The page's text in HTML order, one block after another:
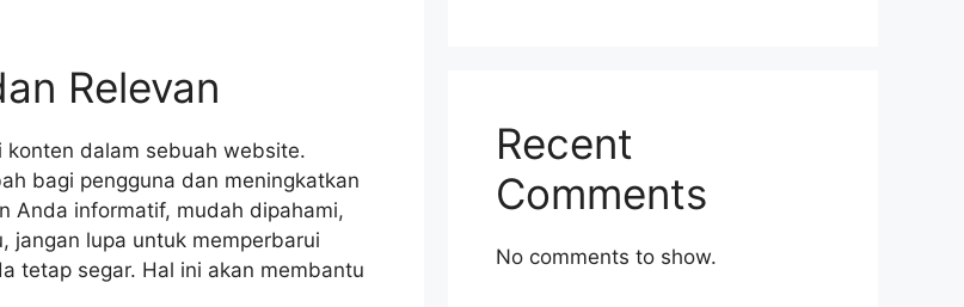
Relevan
konten dalam sebuah website.
bagi pengguna dan meningkatkan
Anda informatif, mudah dipahami,
jangan lupa untuk memperbarui
tetap segar. Hal ini akan membantu
Recent
Comments
No comments to show.